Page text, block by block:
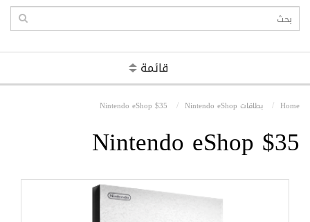
قائمة
Home بطاقات Nintendo eShop Nintendo eShop $35
Nintendo eShop $35